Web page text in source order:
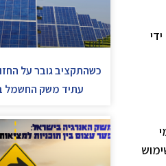
ידי
כשהתקציב גובר על
עתיד משק החשמל